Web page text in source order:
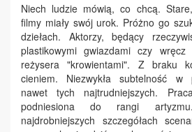
Niech ludzie mówią, co chcą.
filmy miały swój urok. Próżno go
dziełach. Aktorzy, będący
plastikowymi gwiazdami czy wręcz
reżysera "krowientami". Z braku
cieniem. Niezwykła subtelność w
nawet tych najtrudniejszych.
podniesiona do rangi
najdrobniejszych szczegółach